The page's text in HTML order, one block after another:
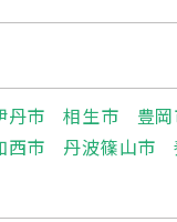
丹市 相生市 豊
西市 丹波篠山市